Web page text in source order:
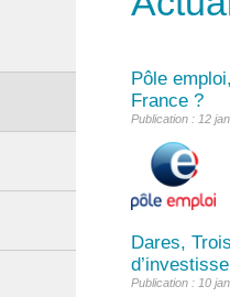
Pôle
France ?
Publication : 12
Dares,
Publication : 10